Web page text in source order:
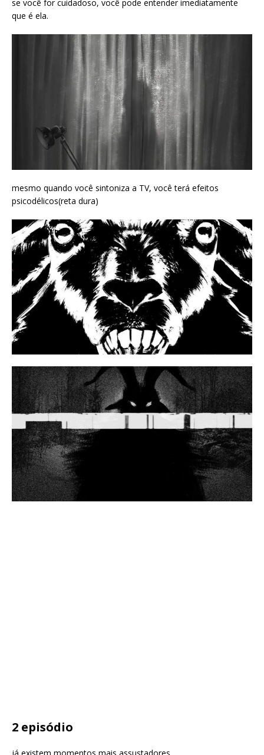
se você for cuidadoso, você pode entender imediatamente
que é ela.
mesmo quando você sintoniza a TV, você terá efeitos
psicodélicos(reta dura)
2 episódio